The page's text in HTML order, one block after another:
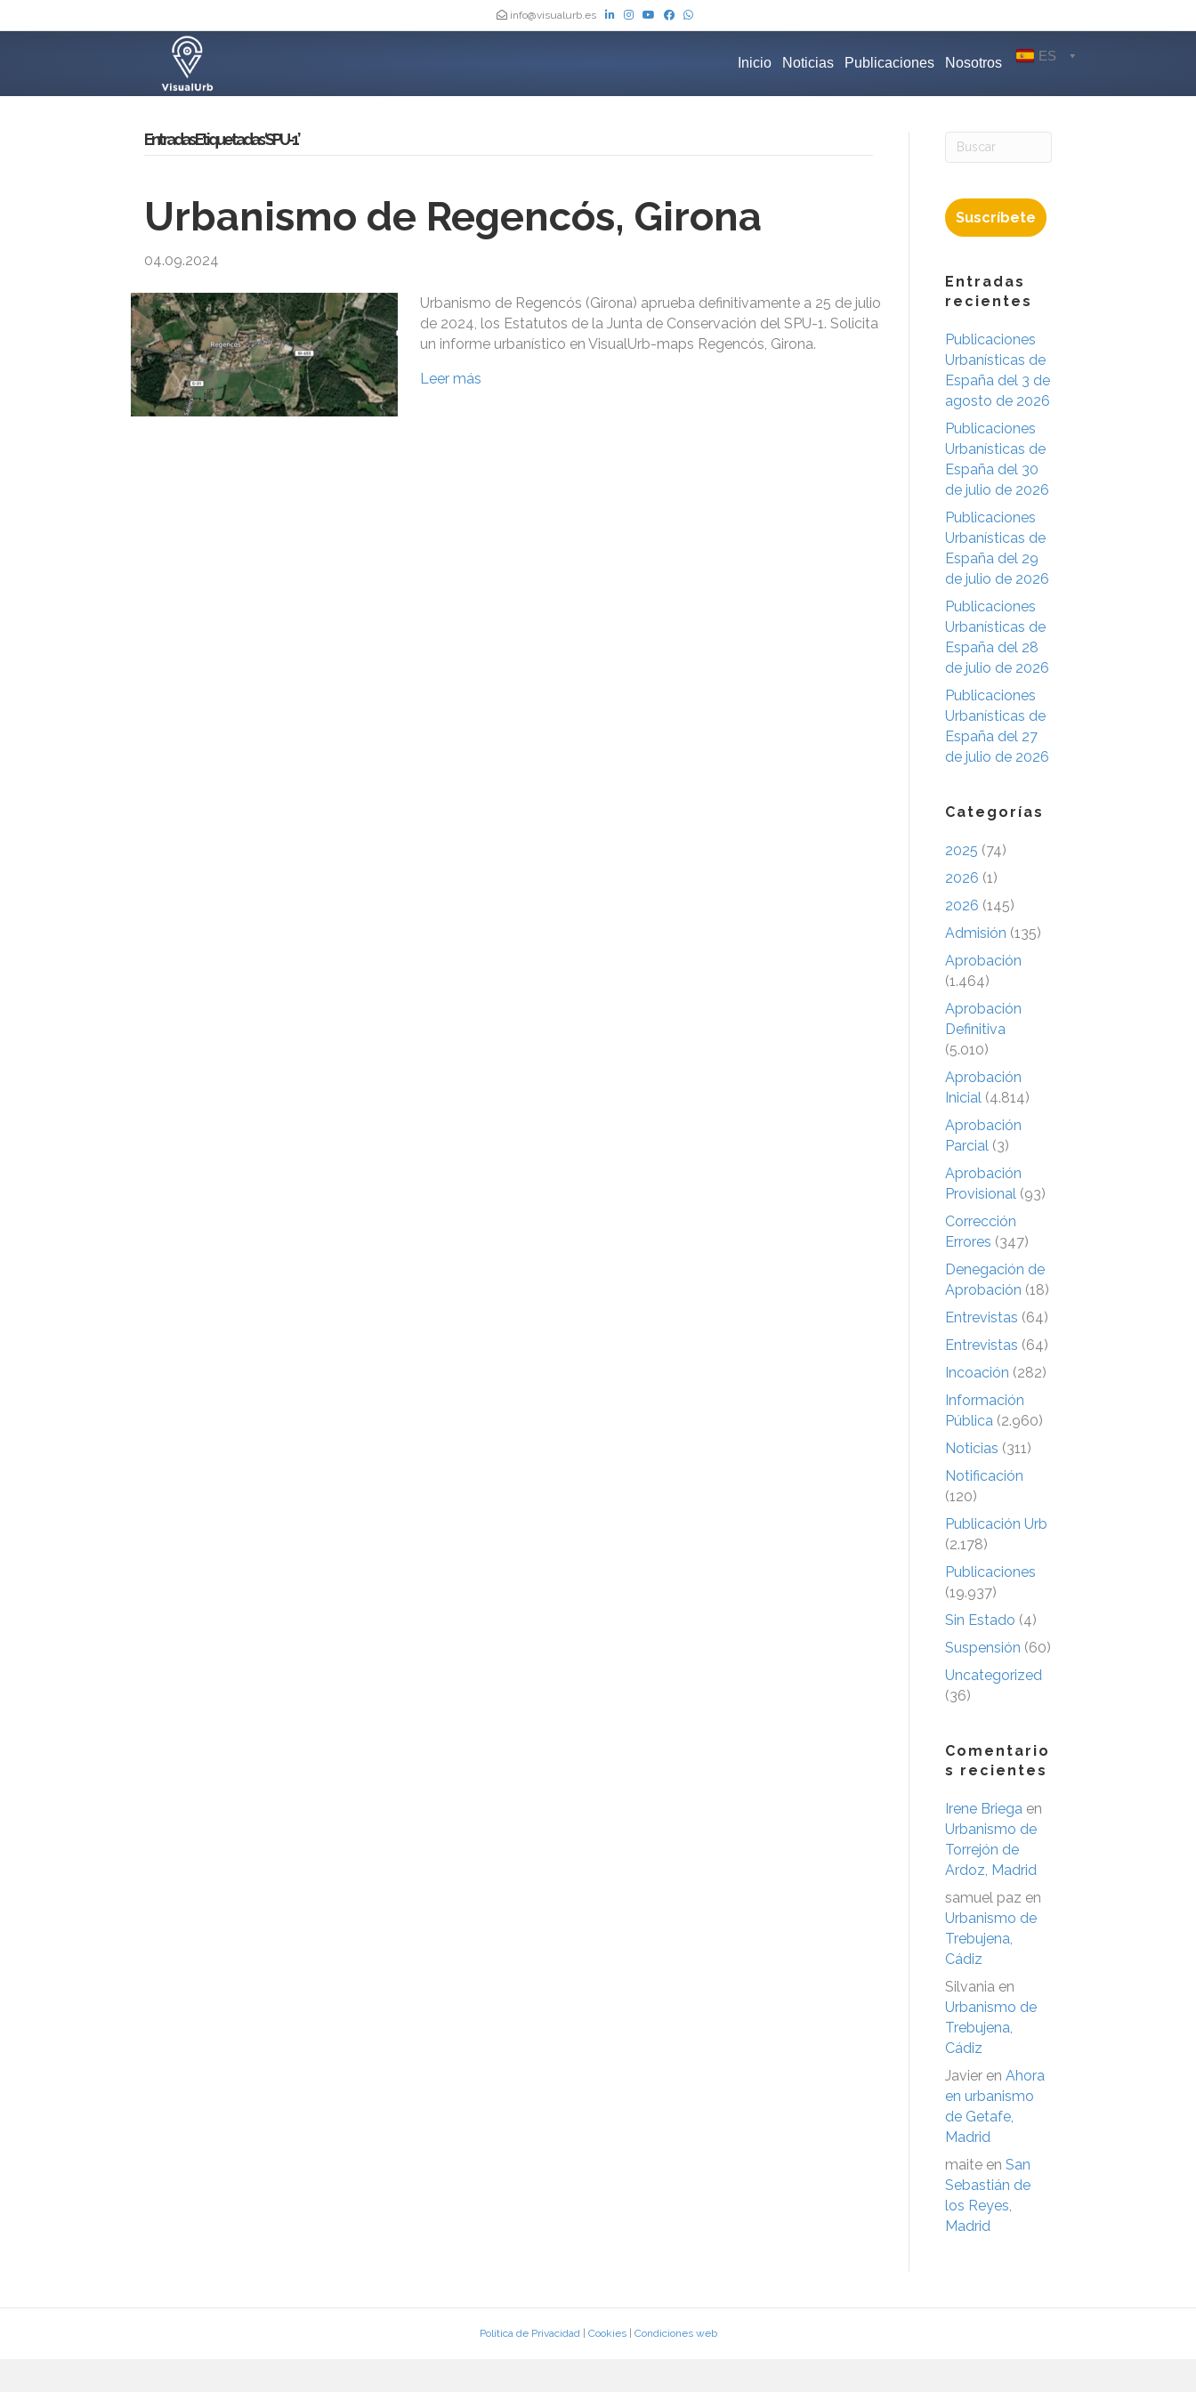
info@visualurb.es
Inicio Noticias Publicaciones Nosotros ES
Entradas Etiquetadas ‘SPU-1’
Urbanismo de Regencós, Girona
04.09.2024
Urbanismo de Regencós (Girona) aprueba definitivamente a 25 de julio
de 2024, los Estatutos de la Junta de Conservación del SPU-1. Solicita
un informe urbanístico en VisualUrb-maps Regencós, Girona.
Leer más
Suscríbete
Entradas
recientes
Publicaciones
Urbanísticas de
España del 3 de
agosto de 2026
Publicaciones
Urbanísticas de
España del 30
de julio de 2026
Publicaciones
Urbanísticas de
España del 29
de julio de 2026
Publicaciones
Urbanísticas de
España del 28
de julio de 2026
Publicaciones
Urbanísticas de
España del 27
de julio de 2026
Categorías
2025 (74)
2026 (1)
2026 (145)
Admisión (135)
Aprobación
(1.464)
Aprobación
Definitiva
(5.010)
Aprobación
Inicial (4.814)
Aprobación
Parcial (3)
Aprobación
Provisional (93)
Corrección
Errores (347)
Denegación de
Aprobación (18)
Entrevistas (64)
Entrevistas (64)
Incoación (282)
Información
Pública (2.960)
Noticias (311)
Notificación
(120)
Publicación Urb
(2.178)
Publicaciones
(19.937)
Sin Estado (4)
Suspensión (60)
Uncategorized
(36)
Comentario
s recientes
Irene Briega en
Urbanismo de
Torrejón de
Ardoz, Madrid
samuel paz en
Urbanismo de
Trebujena,
Cádiz
Silvania en
Urbanismo de
Trebujena,
Cádiz
Javier en Ahora
en urbanismo
de Getafe,
Madrid
maite en San
Sebastián de
los Reyes,
Madrid
Política de Privacidad| Cookies| Condiciones web